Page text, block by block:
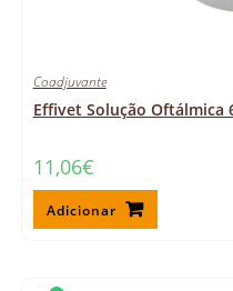
Coadjuvante
Effivet Solução Oftálmica
11,06€
Adicionar